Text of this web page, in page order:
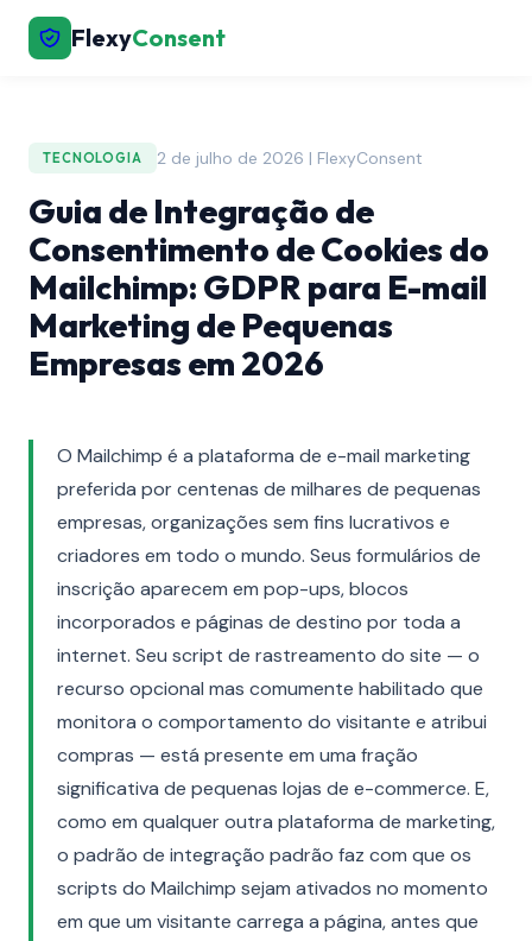
FlexyConsent
TECNOLOGIA 2 de julho de 2026 | FlexyConsent
Guia de Integração de
Consentimento de Cookies do
Mailchimp: GDPR para E-mail
Marketing de Pequenas
Empresas em 2026
O Mailchimp é a plataforma de e-mail marketing
preferida por centenas de milhares de pequenas
empresas, organizações sem fins lucrativos e
criadores em todo o mundo. Seus formulários de
inscrição aparecem em pop-ups, blocos
incorporados e páginas de destino por toda a
internet. Seu script de rastreamento do site — o
recurso opcional mas comumente habilitado que
monitora o comportamento do visitante e atribui
compras — está presente em uma fração
significativa de pequenas lojas de e-commerce. E,
como em qualquer outra plataforma de marketing,
o padrão de integração padrão faz com que os
scripts do Mailchimp sejam ativados no momento
em que um visitante carrega a página, antes que